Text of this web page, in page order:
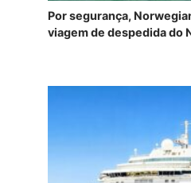
Por segurança,
viagem de despedida do